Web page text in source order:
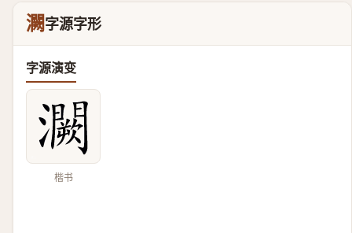
灍字源字形
字源演变
楷书